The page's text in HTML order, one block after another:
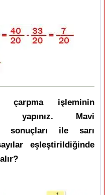
çarpma işleminin
yapınız. Mavi
sonuçları ile sarı
eşleştirildiğinde